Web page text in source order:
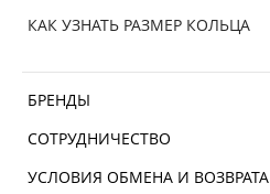
КАК УЗНАТЬ РАЗМЕР КОЛЬЦА
БРЕНДЫ
СОТРУДНИЧЕСТВО
УСЛОВИЯ ОБМЕНА И ВОЗВРАТА